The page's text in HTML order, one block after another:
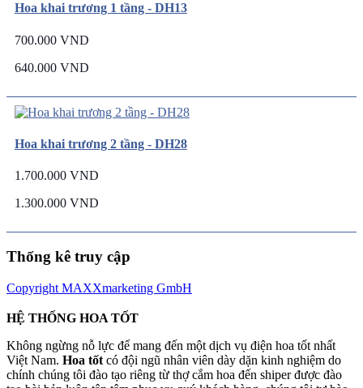
Hoa khai trương 1 tầng - DH13
700.000 VND
640.000 VND
Hoa khai trương 2 tầng - DH28
1.700.000 VND
1.300.000 VND
Thống kê truy cập
Copyright MAXXmarketing GmbH
HỆ THỐNG HOA TỐT
Không ngừng nỗ lực để mang đến một dịch vụ điện hoa tốt nhất
Việt Nam. Hoa tốt có đội ngũ nhân viên dày dặn kinh nghiệm do
chính chúng tôi đào tạo riêng từ thợ cắm hoa đến shiper được đào